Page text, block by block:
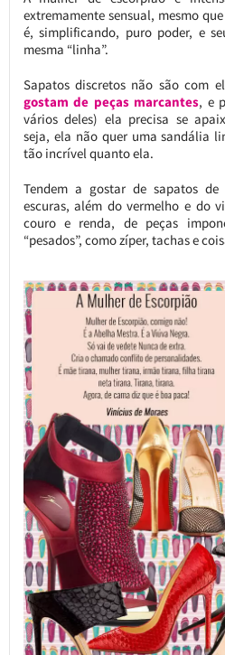
extremamente sensual, mesmo
é, simplificando, puro poder, e
mesma “linha”.
Sapatos discretos não são com
gostam de peças marcantes, e
vários deles) ela precisa se
seja, ela não quer uma sandália
tão incrível quanto ela.
Tendem a gostar de sapatos
escuras, além do vermelho e do
couro e renda, de peças
“pesados”, como zíper, tachas e